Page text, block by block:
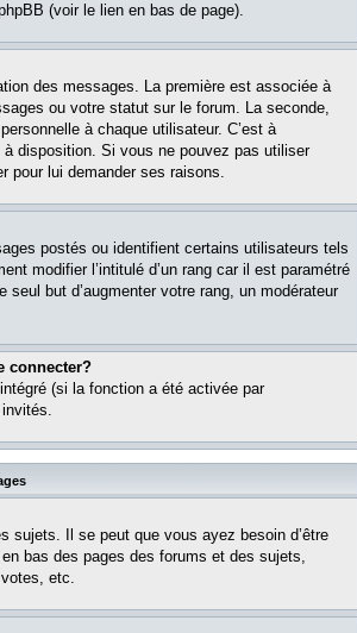
(voir le lien en bas de page).
des messages. La première est associée à
ou votre statut sur le forum. La seconde,
à chaque utilisateur. C’est à
disposition. Si vous ne pouvez pas utiliser
pour lui demander ses raisons.
postés ou identifient certains utilisateurs tels
modifier l’intitulé d’un rang car il est paramétré
but d’augmenter votre rang, un modérateur
connecter?
(si la fonction a été activée par
sujets. Il se peut que vous ayez besoin d’être
bas des pages des forums et des sujets,
etc.